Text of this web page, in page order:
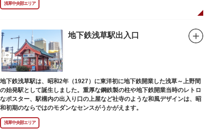
色に染まります。
6月の「夏越し（なごし）の大祓」では、茅草で作られた輪の中（茅の輪）
ら逃れ、福徳があると伝えられる行事です。
本殿には浅草寺のご本尊である聖観世音菩薩像を見つけた漁師の兄弟ととも
に、尊像として奉安した郷土の文化人、土師真中知（はじのなかとも）の3
人が祀られています。江戸時代に徳川家光が寄進した社殿は本殿・幣殿と拝
殿の間が渡り廊下で繋がる建築様式。国の重要文化財に指定されています。
また、浅草名所七福神のひとつとしても知られ、恵比須像が祀られていま
す。
浅草中央部エリア
地下鉄浅草駅出入口
地下鉄浅草駅は、昭和2年（1927）に東洋初に地下鉄開業した浅草～上野間
の始発駅として誕生しました。重厚な鋼鉄製の柱や地下鉄開業当時のレトロ
なポスター、駅構内の出入り口の上屋など社寺のような和風デザインは、昭
和初期のならではのモダンなセンスがうかがえます。
浅草中央部エリア